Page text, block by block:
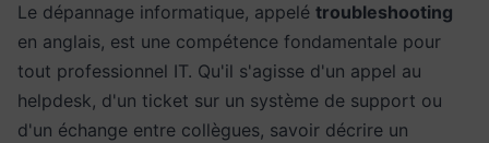
Le dépannage informatique, appelé troubleshooting
en anglais, est une compétence fondamentale pour
tout professionnel IT. Qu'il s'agisse d'un appel au
helpdesk, d'un ticket sur un système de support ou
d'un échange entre collègues, savoir décrire un